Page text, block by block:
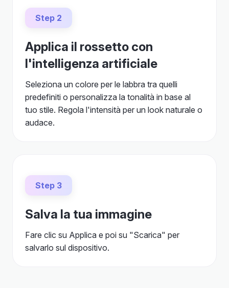
Step 2
Applica il rossetto con
l'intelligenza artificiale
Seleziona un colore per le labbra tra quelli
predefiniti o personalizza la tonalità in base al
tuo stile. Regola l'intensità per un look naturale o
audace.
Step 3
Salva la tua immagine
Fare clic su Applica e poi su "Scarica" ​​per
salvarlo sul dispositivo.